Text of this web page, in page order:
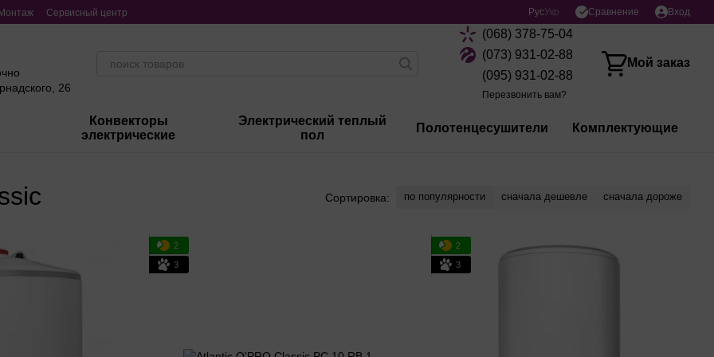
Монтаж Сервисный центр РусУкр Сравнение Вход
26
(068) 378-75-04
(073) 931-02-88
(095) 931-02-88
Перезвонить вам?
Мой заказ
Конвекторы
электрические
Электрический теплый
пол
Полотенцесушители Комплектующие
Сортировка: по популярности сначала дешевле сначала дороже
2
3
2
3